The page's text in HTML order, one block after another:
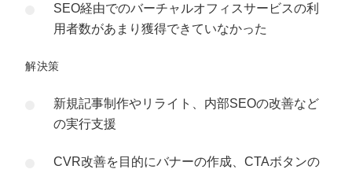
SEO経由でのバーチャルオフィスサービスの利
用者数があまり獲得できていなかった
解決策
新規記事制作やリライト、内部SEOの改善など
の実行支援
CVR改善を目的にバナーの作成、CTAボタンの